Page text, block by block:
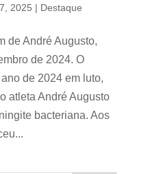
2025 | Destaque
de André Augusto,
de 2024. O
de 2024 em luto,
atleta André Augusto
bacteriana. Aos